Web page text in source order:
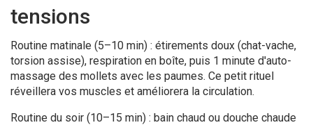
tensions
Routine matinale (5–10 min) : étirements doux (chat-vache,
torsion assise), respiration en boîte, puis 1 minute d'auto-
massage des mollets avec les paumes. Ce petit rituel
réveillera vos muscles et améliorera la circulation.
Routine du soir (10–15 min) : bain chaud ou douche chaude